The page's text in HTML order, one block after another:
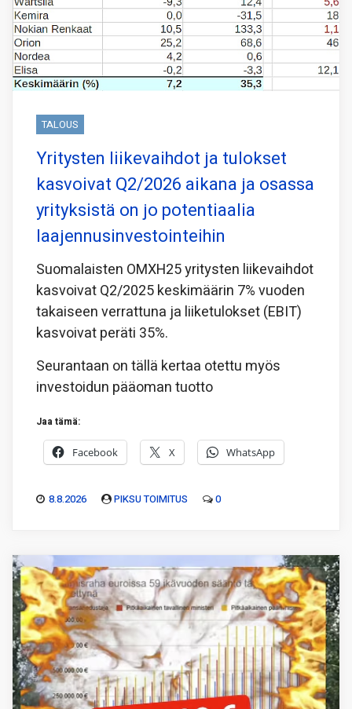
TALOUS
Yritysten liikevaihdot ja tulokset
kasvoivat Q2/2026 aikana ja osassa
yrityksistä on jo potentiaalia
laajennusinvestointeihin
Suomalaisten OMXH25 yritysten liikevaihdot
kasvoivat Q2/2025 keskimäärin 7% vuoden
takaiseen verrattuna ja liiketulokset (EBIT)
kasvoivat peräti 35%.
Seurantaan on tällä kertaa otettu myös
investoidun pääoman tuotto
Jaa tämä:
Facebook X WhatsApp
8.8.2026 PIKSU TOIMITUS 0